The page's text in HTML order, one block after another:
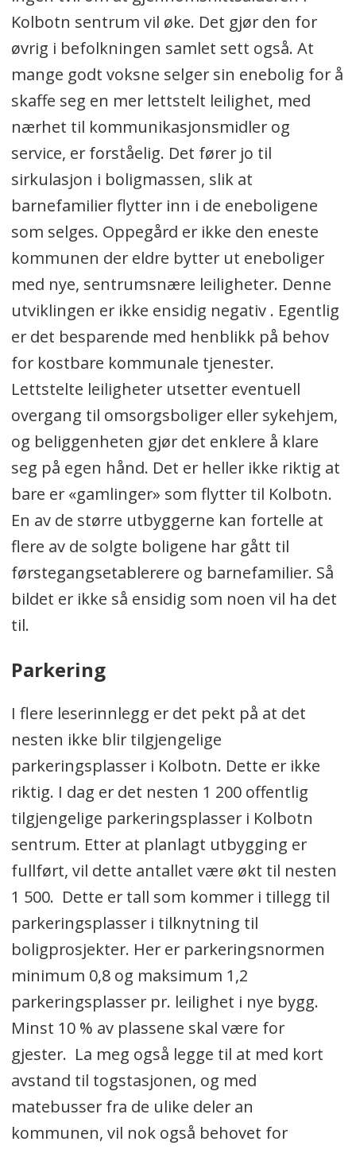
Kolbotn sentrum vil øke. Det gjør den for
øvrig i befolkningen samlet sett også. At
mange godt voksne selger sin enebolig for å
skaffe seg en mer lettstelt leilighet, med
nærhet til kommunikasjonsmidler og
service, er forståelig. Det fører jo til
sirkulasjon i boligmassen, slik at
barnefamilier flytter inn i de eneboligene
som selges. Oppegård er ikke den eneste
kommunen der eldre bytter ut eneboliger
med nye, sentrumsnære leiligheter. Denne
utviklingen er ikke ensidig negativ . Egentlig
er det besparende med henblikk på behov
for kostbare kommunale tjenester.
Lettstelte leiligheter utsetter eventuell
overgang til omsorgsboliger eller sykehjem,
og beliggenheten gjør det enklere å klare
seg på egen hånd. Det er heller ikke riktig at
bare er «gamlinger» som flytter til Kolbotn.
En av de større utbyggerne kan fortelle at
flere av de solgte boligene har gått til
førstegangsetablerere og barnefamilier. Så
bildet er ikke så ensidig som noen vil ha det
til.
Parkering
I flere leserinnlegg er det pekt på at det
nesten ikke blir tilgjengelige
parkeringsplasser i Kolbotn. Dette er ikke
riktig. I dag er det nesten 1 200 offentlig
tilgjengelige parkeringsplasser i Kolbotn
sentrum. Etter at planlagt utbygging er
fullført, vil dette antallet være økt til nesten
1 500. Dette er tall som kommer i tillegg til
parkeringsplasser i tilknytning til
boligprosjekter. Her er parkeringsnormen
minimum 0,8 og maksimum 1,2
parkeringsplasser pr. leilighet i nye bygg.
Minst 10 % av plassene skal være for
gjester. La meg også legge til at med kort
avstand til togstasjonen, og med
matebusser fra de ulike deler an
kommunen, vil nok også behovet for